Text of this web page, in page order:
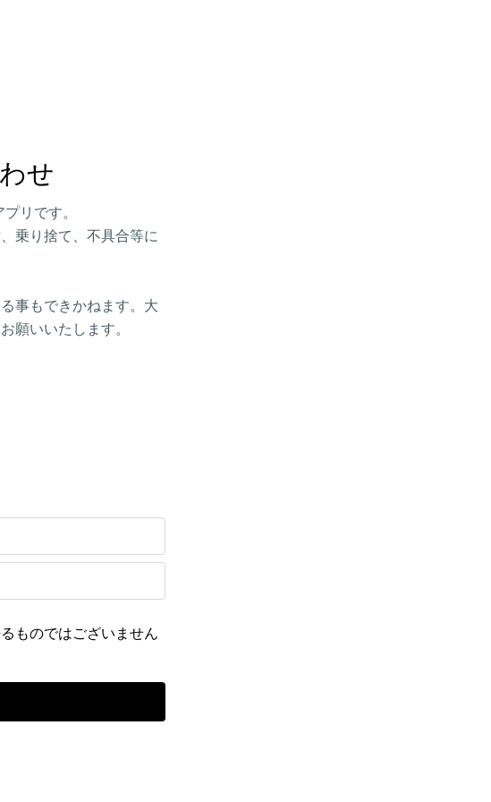
せ
リです。
乗り捨て、不具合等に
事もできかねます。大
願いいたします。
ものではございません